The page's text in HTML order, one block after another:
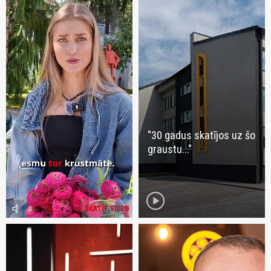
SKATĪT VIDEO
volume_mute
"30 gadus skatījos uz šo
graustu..."
play_circle